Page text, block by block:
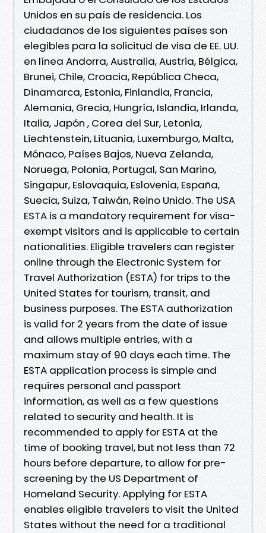
Unidos en su país de residencia. Los
ciudadanos de los siguientes países son
elegibles para la solicitud de visa de EE. UU.
en línea Andorra, Australia, Austria, Bélgica,
Brunei, Chile, Croacia, República Checa,
Dinamarca, Estonia, Finlandia, Francia,
Alemania, Grecia, Hungría, Islandia, Irlanda,
Italia, Japón , Corea del Sur, Letonia,
Liechtenstein, Lituania, Luxemburgo, Malta,
Mónaco, Países Bajos, Nueva Zelanda,
Noruega, Polonia, Portugal, San Marino,
Singapur, Eslovaquia, Eslovenia, España,
Suecia, Suiza, Taiwán, Reino Unido. The USA
ESTA is a mandatory requirement for visa-
exempt visitors and is applicable to certain
nationalities. Eligible travelers can register
online through the Electronic System for
Travel Authorization (ESTA) for trips to the
United States for tourism, transit, and
business purposes. The ESTA authorization
is valid for 2 years from the date of issue
and allows multiple entries, with a
maximum stay of 90 days each time. The
ESTA application process is simple and
requires personal and passport
information, as well as a few questions
related to security and health. It is
recommended to apply for ESTA at the
time of booking travel, but not less than 72
hours before departure, to allow for pre-
screening by the US Department of
Homeland Security. Applying for ESTA
enables eligible travelers to visit the United
States without the need for a traditional